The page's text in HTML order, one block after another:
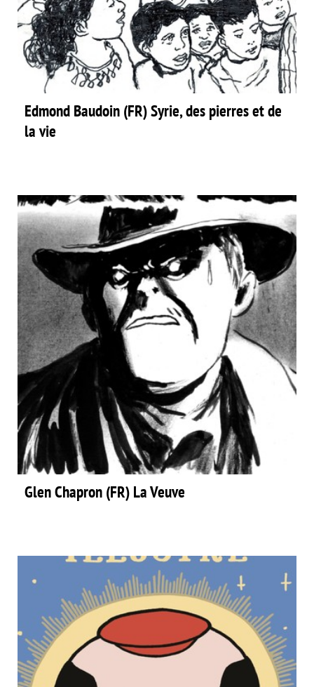
Edmond Baudoin (FR) Syrie, des pierres et de
la vie
Glen Chapron (FR) La Veuve